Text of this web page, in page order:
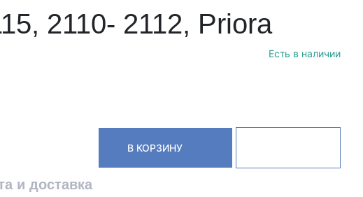
2110- 2112, Priora
Есть в наличии
В КОРЗИНУ
и доставка